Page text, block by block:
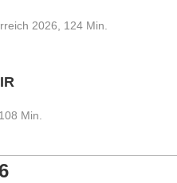
2026, 124 Min.
Min.